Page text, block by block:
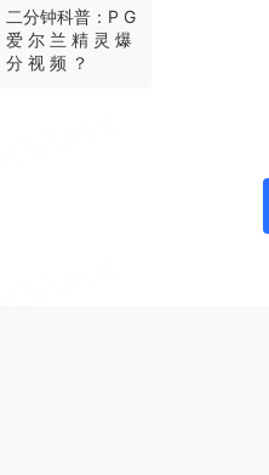
二分钟科普：P G
爱 尔 兰 精 灵 爆
分 视 频 ？